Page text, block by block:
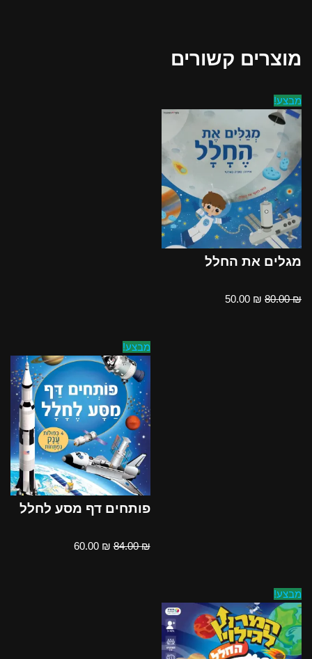
מוצרים קשורים
מבצע!
מגלים את החלל
80.00₪
50.00 ₪
מבצע!
פותחים דף מסע לחלל
84.00₪
60.00 ₪
מבצע!